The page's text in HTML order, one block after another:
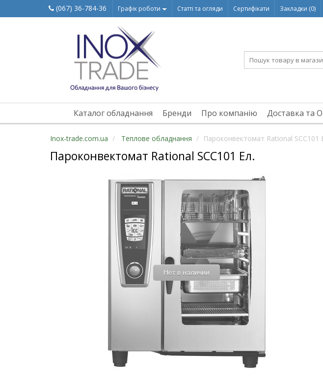
(067) 36-784-36 Графік роботи Статті та огляди Сертифікати Закладки (0)
Каталог обладнання Бренди Про компанію Доставка та
Inox-trade.com.ua Теплове обладнання Пароконвектомат Rational SCC101
Пароконвектомат Rational SCC101 Ел.
Нет в наличии